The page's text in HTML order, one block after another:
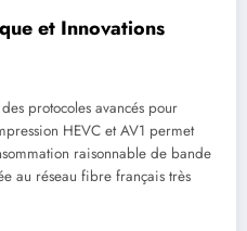
et Innovations
protocoles avancés pour
HEVC et AV1 permet
raisonnable de bande
au réseau fibre français très